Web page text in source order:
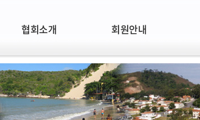
협회소개 회원안내